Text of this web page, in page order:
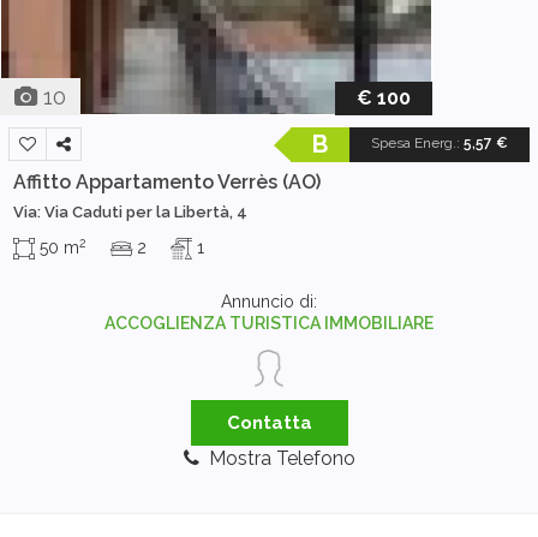
10 € 100
Spesa Energ.: 5,57 €
B
Affitto AppartamentoVerrès (AO)
Via: Via Caduti per la Libertà, 4
50 m2 2 1
Annuncio di:
ACCOGLIENZA TURISTICA IMMOBILIARE
Contatta
Mostra Telefono